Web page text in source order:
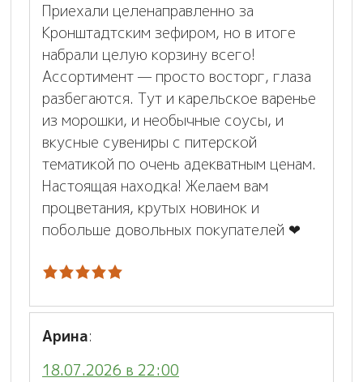
Приехали целенаправленно за
Кронштадтским зефиром, но в итоге
набрали целую корзину всего!
Ассортимент — просто восторг, глаза
разбегаются. Тут и карельское варенье
из морошки, и необычные соусы, и
вкусные сувениры с питерской
тематикой по очень адекватным ценам.
Настоящая находка! Желаем вам
процветания, крутых новинок и
побольше довольных покупателей ❤
Арина:
18.07.2026 в 22:00